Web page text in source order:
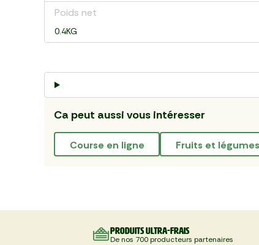
Poids net
0.4KG
Ca peut aussi vous intéresser
course en ligne fruits et
Produits ultra-frais
De nos 700 producteurs partenaires